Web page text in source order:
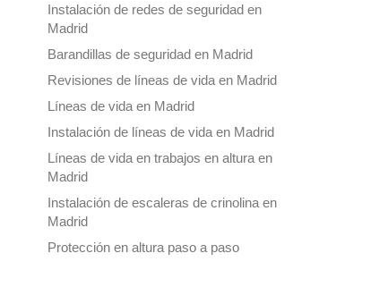
Instalación de redes de seguridad en
Madrid
Barandillas de seguridad en Madrid
Revisiones de líneas de vida en Madrid
Líneas de vida en Madrid
Instalación de líneas de vida en Madrid
Líneas de vida en trabajos en altura en
Madrid
Instalación de escaleras de crinolina en
Madrid
Protección en altura paso a paso